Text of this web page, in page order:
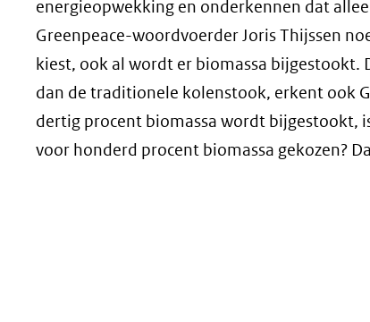
energieopwekking en onderkennen dat
Greenpeace-woordvoerder Joris Thijssen
kiest, ook al wordt er biomassa bijgestookt.
dan de traditionele kolenstook, erkent ook
dertig procent biomassa wordt bijgestookt,
voor honderd procent biomassa gekozen?